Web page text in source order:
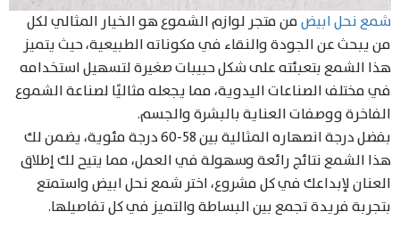
شمع نحل ابيضمن متجر لوازم الشموع هو الخيار المثالي لكل
من يبحث عن الجودة والنقاء في مكوناته الطبيعية، حيث يتميز
هذا الشمع بتعبئته على شكل حبيبات صغيرة لتسهيل استخدامه
في مختلف الصناعات اليدوية، مما يجعله مثاليًا لصناعة الشموع
الفاخرة ووصفات العناية بالبشرة والجسم.
بفضل درجة انصهاره المثالية بين 58-60 درجة مئوية، يضمن لك
هذا الشمع نتائج رائعة وسهولة في العمل، مما يتيح لك إطلاق
العنان لإبداعك في كل مشروع، اختر شمع نحل ابيض واستمتع
بتجربة فريدة تجمع بين البساطة والتميز في كل تفاصيلها.